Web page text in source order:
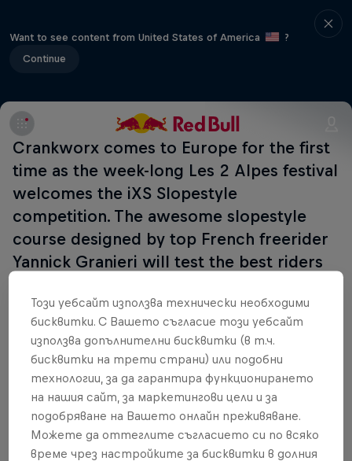
Want to see content from United States of America
?
Continue
Crankworx comes to Europe for the first
time as the week-long Les 2 Alpes festival
welcomes the iXS Slopestyle
competition. The awesome slopestyle
course designed by top French freerider
Yannick Granieri will test the best riders
event to be shown live on
redbull.com/bike, along with other live
broadcast events on July 12, 13 and 14.
Част от това събитие
Brandon Semenuk
Szymon Godziek
Poland
Този уебсайт използва технически необходими
бисквитки. С Вашето съгласие този уебсайт
използва допълнителни бисквитки (в т.ч.
бисквитки на трети страни) или подобни
технологии, за да гарантира функционирането
на нашия сайт, за маркетингови цели и за
подобряване на Вашето онлайн преживяване.
Можете да оттеглите съгласието си по всяко
време чрез настройките за бисквитки в долния